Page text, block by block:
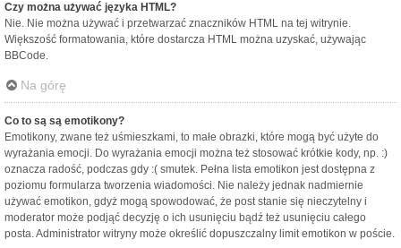
Czy można używać języka HTML?
Nie. Nie można używać i przetwarzać znaczników HTML na tej witrynie.
Większość formatowania, które dostarcza HTML można uzyskać, używając
BBCode.
Na górę
Co to są są emotikony?
Emotikony, zwane też uśmieszkami, to małe obrazki, które mogą być użyte do
wyrażania emocji. Do wyrażania emocji można też stosować krótkie kody, np. :)
oznacza radość, podczas gdy :( smutek. Pełna lista emotikon jest dostępna z
poziomu formularza tworzenia wiadomości. Nie należy jednak nadmiernie
używać emotikon, gdyż mogą spowodować, że post stanie się nieczytelny i
moderator może podjąć decyzję o ich usunięciu bądź też usunięciu całego
posta. Administrator witryny może określić dopuszczalny limit emotikon w poście.